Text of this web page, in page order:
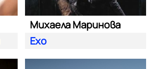
Михаела Маринова
Ехо